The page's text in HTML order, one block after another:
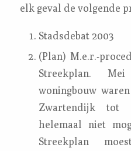
elk geval de volgende
Stadsdebat 2003
(Plan) M.e.r.-
Streekplan.
woningbouw
Zwartendijk tot
helemaal niet
Streekplan